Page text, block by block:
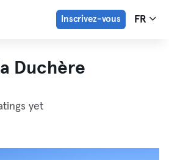
Inscrivez-vous FR
Duchère
yet